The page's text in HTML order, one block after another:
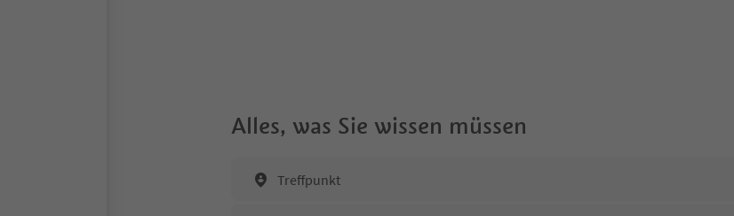
Alles, was Sie wissen müssen
Treffpunkt